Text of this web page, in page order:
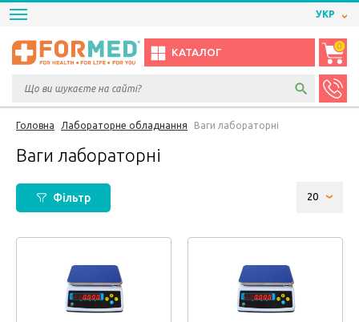
УКР
КАТАЛОГ
0
Головна Лабораторне обладнання Ваги лабораторні
Ваги лабораторні
Фільтр